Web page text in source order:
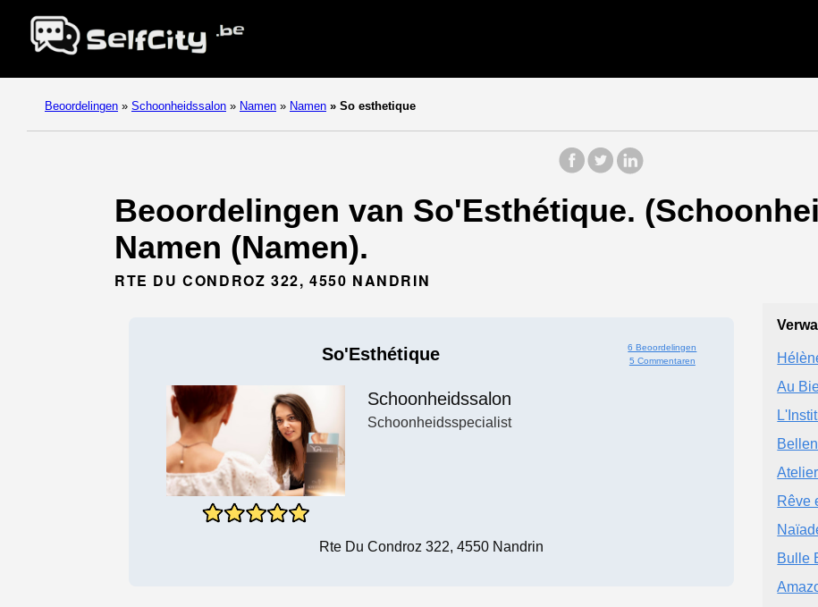
Beoordelingen » Schoonheidssalon » Namen » Namen » So esthetique
Beoordelingen van So'Esthétique.
Namen (Namen).
RTE DU CONDROZ 322, 4550 NANDRIN
So'Esthétique
6 Beoordelingen
5 Commentaren
Schoonheidssalon
Schoonheidsspecialist
Rte Du Condroz 322, 4550 Nandrin
Au
Rêve
Bulle